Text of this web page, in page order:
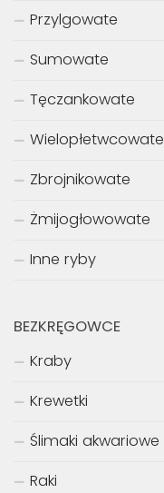
Przylgowate
Sumowate
Tęczankowate
Wielopłetwcowate
Zbrojnikowate
Żmijogłowowate
Inne ryby
BEZKRĘGOWCE
Kraby
Krewetki
Ślimaki akwariowe
Raki